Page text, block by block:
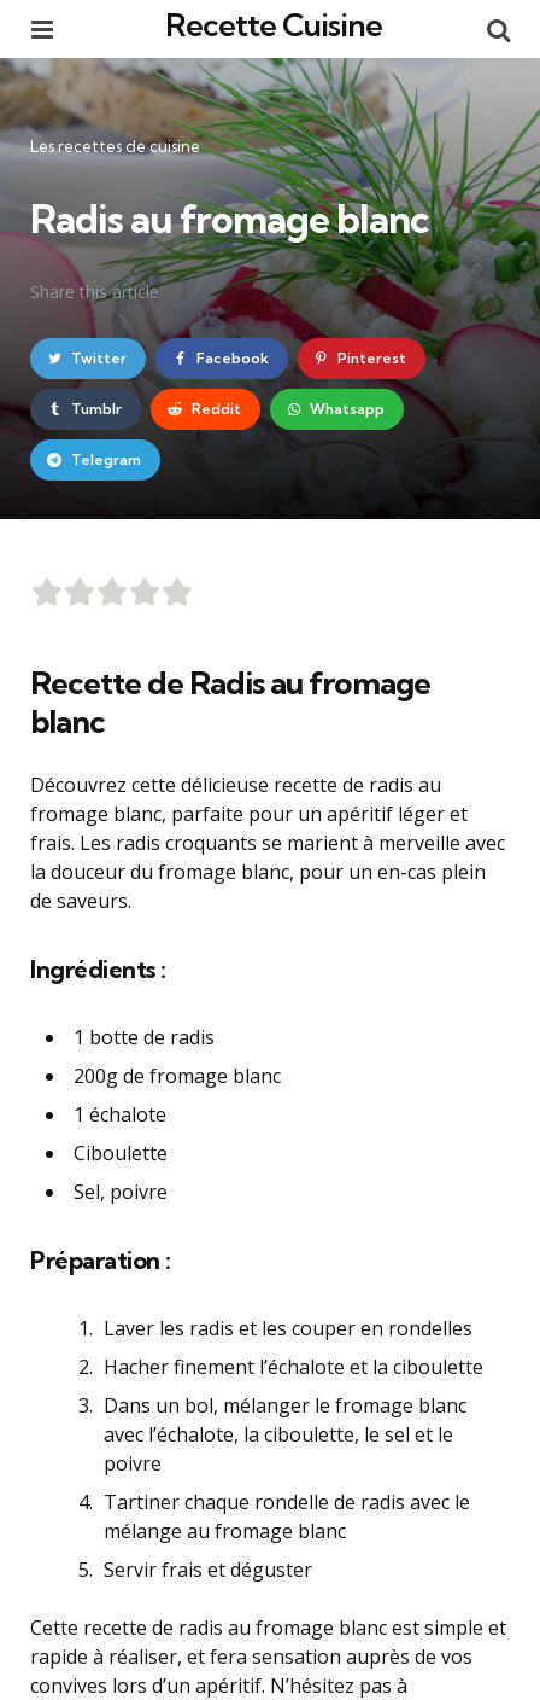
Recette Cuisine
Catégories
Les recettes de cuisine
Radis au fromage blanc
Share this article
Twitter Facebook Pinterest
Tumblr Reddit Whatsapp
Telegram
Recette de Radis au fromage
blanc
Découvrez cette délicieuse recette de radis au
fromage blanc, parfaite pour un apéritif léger et
frais. Les radis croquants se marient à merveille avec
la douceur du fromage blanc, pour un en-cas plein
de saveurs.
Ingrédients :
1 botte de radis
200g de fromage blanc
1 échalote
Ciboulette
Sel, poivre
Préparation :
Laver les radis et les couper en rondelles
Hacher finement l’échalote et la ciboulette
Dans un bol, mélanger le fromage blanc
avec l’échalote, la ciboulette, le sel et le
poivre
Tartiner chaque rondelle de radis avec le
mélange au fromage blanc
Servir frais et déguster
Cette recette de radis au fromage blanc est simple et
rapide à réaliser, et fera sensation auprès de vos
convives lors d’un apéritif. N’hésitez pas à